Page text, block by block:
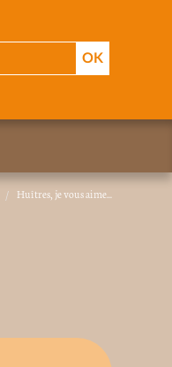
Huîtres, je vous aime...